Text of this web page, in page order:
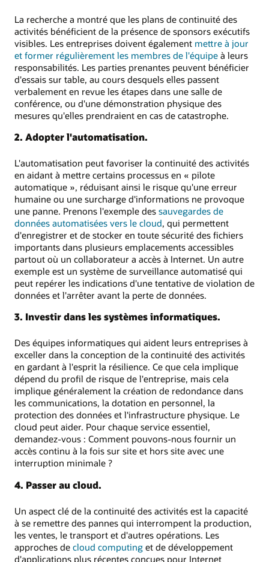
La recherche a montré que les plans de continuité des
activités bénéficient de la présence de sponsors exécutifs
visibles. Les entreprises doivent également mettre à jour
et former régulièrement les membres de l'équipe à leurs
responsabilités. Les parties prenantes peuvent bénéficier
d'essais sur table, au cours desquels elles passent
verbalement en revue les étapes dans une salle de
conférence, ou d'une démonstration physique des
mesures qu'elles prendraient en cas de catastrophe.
2. Adopter l'automatisation.
L'automatisation peut favoriser la continuité des activités
en aidant à mettre certains processus en « pilote
automatique », réduisant ainsi le risque qu'une erreur
humaine ou une surcharge d'informations ne provoque
une panne. Prenons l'exemple des sauvegardes de
données automatisées vers le cloud, qui permettent
d'enregistrer et de stocker en toute sécurité des fichiers
importants dans plusieurs emplacements accessibles
partout où un collaborateur a accès à Internet. Un autre
exemple est un système de surveillance automatisé qui
peut repérer les indications d'une tentative de violation de
données et l'arrêter avant la perte de données.
3. Investir dans les systèmes informatiques.
Des équipes informatiques qui aident leurs entreprises à
exceller dans la conception de la continuité des activités
en gardant à l'esprit la résilience. Ce que cela implique
dépend du profil de risque de l'entreprise, mais cela
implique généralement la création de redondance dans
les communications, la dotation en personnel, la
protection des données et l'infrastructure physique. Le
cloud peut aider. Pour chaque service essentiel,
demandez-vous : Comment pouvons-nous fournir un
accès continu à la fois sur site et hors site avec une
interruption minimale ?
4. Passer au cloud.
Un aspect clé de la continuité des activités est la capacité
à se remettre des pannes qui interrompent la production,
les ventes, le transport et d'autres opérations. Les
approches de cloud computing et de développement
d'applications plus récentes conçues pour Internet